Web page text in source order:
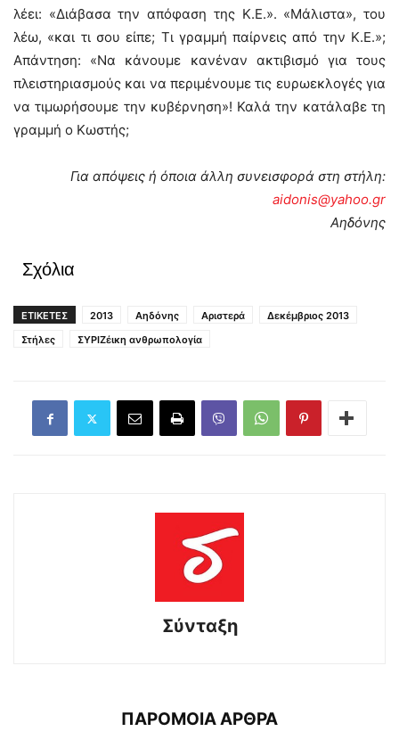
λέει: «Διάβασα την απόφαση της Κ.Ε.». «Μάλιστα», του
λέω, «και τι σου είπε; Τι γραμμή παίρνεις από την Κ.Ε.»;
Απάντηση: «Να κάνουμε κανέναν ακτιβισμό για τους
πλειστηριασμούς και να περιμένουμε τις ευρωεκλογές για
να τιμωρήσουμε την κυβέρνηση»! Καλά την κατάλαβε τη
γραμμή ο Κωστής;
Για απόψεις ή όποια άλλη συνεισφορά στη στήλη:
aidonis@yahoo.gr
Αηδόνης
Σχόλια
ΕΤΙΚΕΤΕΣ 2013 Αηδόνης Αριστερά
Δεκέμβριος 2013
Στήλες
ΣΥΡΙΖέικη ανθρωπολογία
Σύνταξη
ΠΑΡΟΜΟΙΑ ΑΡΘΡΑ